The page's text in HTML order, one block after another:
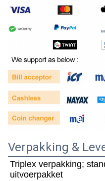
Verpakking &
Triplex verpakking;
uitvoerpakket